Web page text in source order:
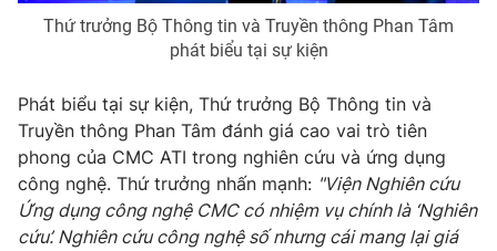
VTV Money VTV Thể thao
Thị trường 24h Tấm lòng Việt
VTV4 Vươn mình bằng AI
Thứ trưởng Bộ Thông tin và Truyền thông Phan Tâm
phát biểu tại sự kiện
Phát biểu tại sự kiện, Thứ trưởng Bộ Thông tin và
Truyền thông Phan Tâm đánh giá cao vai trò tiên
phong của CMC ATI trong nghiên cứu và ứng dụng
công nghệ. Thứ trưởng nhấn mạnh: "Viện Nghiên cứu
Ứng dụng công nghệ CMC có nhiệm vụ chính là ‘Nghiên
cứu’. Nghiên cứu công nghệ số nhưng cái mang lại giá